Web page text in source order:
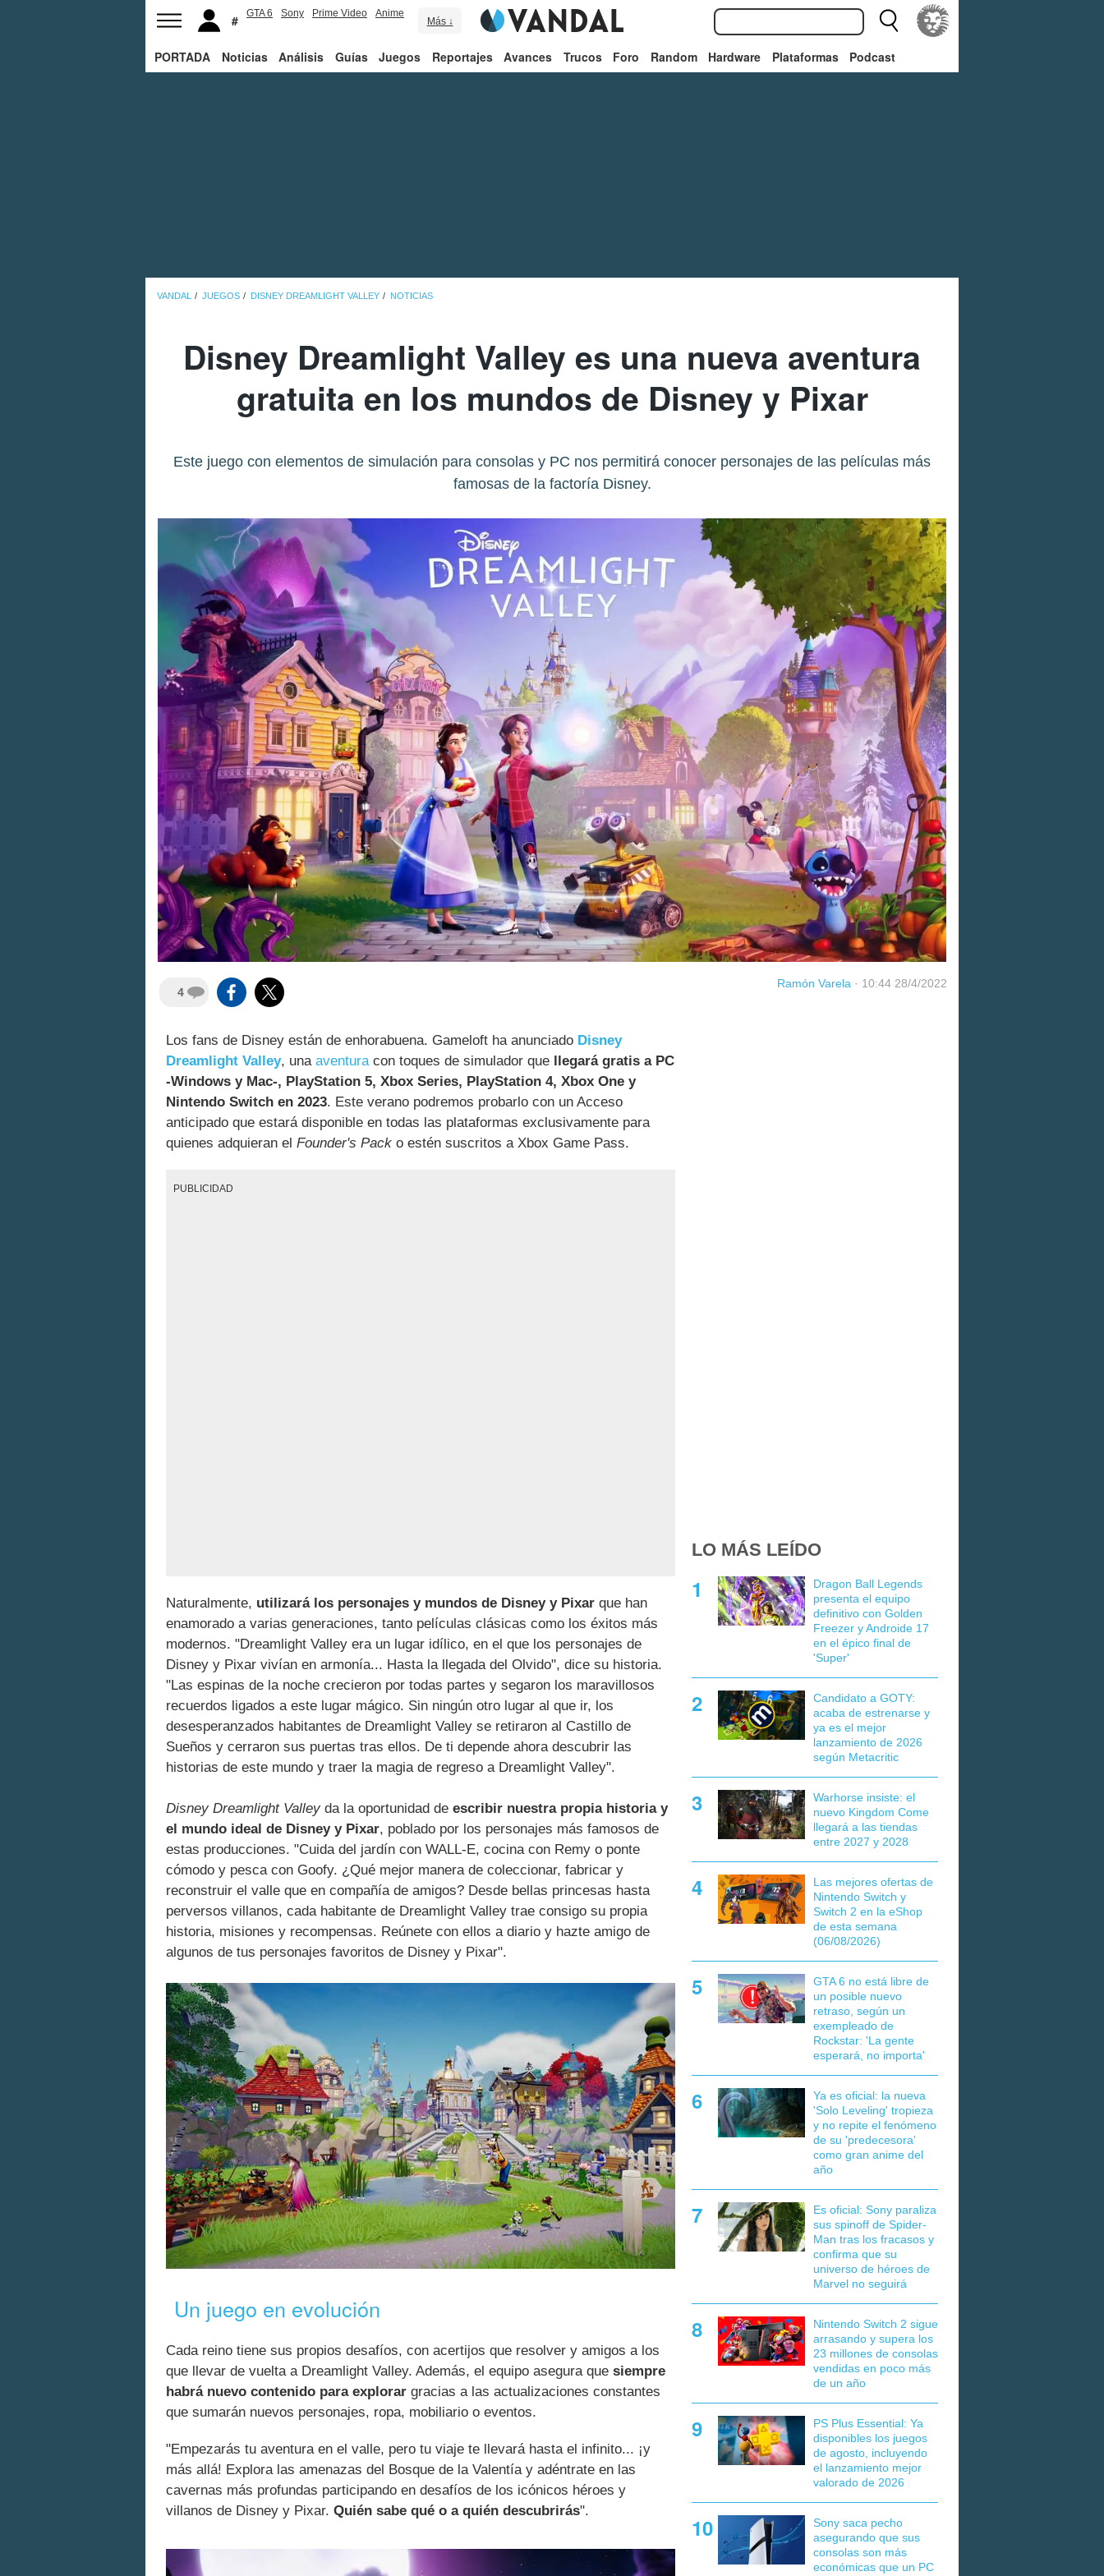
GTA 6 Sony Prime Video Anime
Más ↓
PORTADA Noticias Análisis Guías Juegos Reportajes Avances Trucos Foro Random Hardware Plataformas Podcast
VANDAL JUEGOS DISNEY DREAMLIGHT VALLEY NOTICIAS
Disney Dreamlight Valley es una nueva aventura
gratuita en los mundos de Disney y Pixar
Este juego con elementos de simulación para consolas y PC nos permitirá conocer personajes de las películas más
famosas de la factoría Disney.
4
Ramón Varela · 10:44 28/4/2022
Los fans de Disney están de enhorabuena. Gameloft ha anunciado Disney
Dreamlight Valley, una aventuracon toques de simulador que
llegará gratis a PC
-Windows y Mac-, PlayStation 5, Xbox Series, PlayStation 4, Xbox One y
Nintendo Switch en 2023. Este verano podremos probarlo con un Acceso
anticipado que estará disponible en todas las plataformas exclusivamente para
quienes adquieran el Founder's Pack o estén suscritos a Xbox Game Pass.
PUBLICIDAD
Naturalmente, utilizará los personajes y mundos de Disney y Pixar que han
enamorado a varias generaciones, tanto películas clásicas como los éxitos más
modernos. "Dreamlight Valley era un lugar idílico, en el que los personajes de
Disney y Pixar vivían en armonía... Hasta la llegada del Olvido", dice su historia.
"Las espinas de la noche crecieron por todas partes y segaron los maravillosos
recuerdos ligados a este lugar mágico. Sin ningún otro lugar al que ir, los
desesperanzados habitantes de Dreamlight Valley se retiraron al Castillo de
Sueños y cerraron sus puertas tras ellos. De ti depende ahora descubrir las
historias de este mundo y traer la magia de regreso a Dreamlight Valley".
Disney Dreamlight Valley da la oportunidad de escribir nuestra propia historia y
el mundo ideal de Disney y Pixar, poblado por los personajes más famosos de
estas producciones. "Cuida del jardín con WALL-E, cocina con Remy o ponte
cómodo y pesca con Goofy. ¿Qué mejor manera de coleccionar, fabricar y
reconstruir el valle que en compañía de amigos? Desde bellas princesas hasta
perversos villanos, cada habitante de Dreamlight Valley trae consigo su propia
historia, misiones y recompensas. Reúnete con ellos a diario y hazte amigo de
algunos de tus personajes favoritos de Disney y Pixar".
Un juego en evolución
Cada reino tiene sus propios desafíos, con acertijos que resolver y amigos a los
que llevar de vuelta a Dreamlight Valley. Además, el equipo asegura que siempre
habrá nuevo contenido para explorar gracias a las actualizaciones constantes
que sumarán nuevos personajes, ropa, mobiliario o eventos.
"Empezarás tu aventura en el valle, pero tu viaje te llevará hasta el infinito... ¡y
más allá! Explora las amenazas del Bosque de la Valentía y adéntrate en las
cavernas más profundas participando en desafíos de los icónicos héroes y
villanos de Disney y Pixar. Quién sabe qué o a quién descubrirás".
LO MÁS LEÍDO
Dragon Ball Legends
presenta el equipo
definitivo con Golden
Freezer y Androide 17
en el épico final de
'Super'
Candidato a GOTY:
acaba de estrenarse y
ya es el mejor
lanzamiento de 2026
según Metacritic
Warhorse insiste: el
nuevo Kingdom Come
llegará a las tiendas
entre 2027 y 2028
Las mejores ofertas de
Nintendo Switch y
Switch 2 en la eShop
de esta semana
(06/08/2026)
GTA 6 no está libre de
un posible nuevo
retraso, según un
exempleado de
Rockstar: 'La gente
esperará, no importa'
Ya es oficial: la nueva
'Solo Leveling' tropieza
y no repite el fenómeno
de su 'predecesora'
como gran anime del
año
Es oficial: Sony paraliza
sus spinoff de Spider-
Man tras los fracasos y
confirma que su
universo de héroes de
Marvel no seguirá
Nintendo Switch 2 sigue
arrasando y supera los
23 millones de consolas
vendidas en poco más
de un año
PS Plus Essential: Ya
disponibles los juegos
de agosto, incluyendo
el lanzamiento mejor
valorado de 2026
Sony saca pecho
asegurando que sus
consolas son más
económicas que un PC